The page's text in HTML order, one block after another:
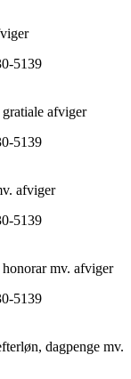
5139
afviger
5139
afviger
5139
mv. afviger
5139
dagpenge mv.